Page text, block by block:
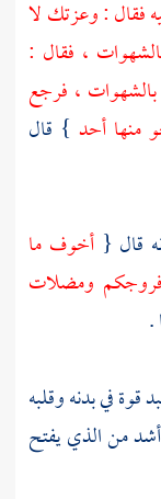
فقال : وعزتك لا
، فقال :
، فرجع
منها أحد } قال
قال {أخوف ما
ومضلات
.
قوة في بدنه وقلبه
من الذي يفتح